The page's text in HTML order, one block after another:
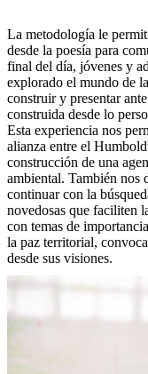
La metodología le
desde la poesía para
final del día, jóvenes y
explorado el mundo de
construir y presentar
construida desde lo
Esta experiencia nos
alianza entre el
construcción de una
ambiental. También nos
continuar con la
novedosas que faciliten
con temas de
la paz territorial,
desde sus visiones.